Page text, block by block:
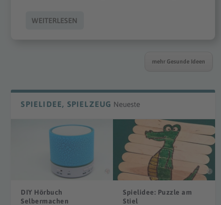
WEITERLESEN
mehr Gesunde Ideen
SPIELIDEE, SPIELZEUG Neueste
DIY Hörbuch
Selbermachen
Spielidee: Puzzle am
Stiel